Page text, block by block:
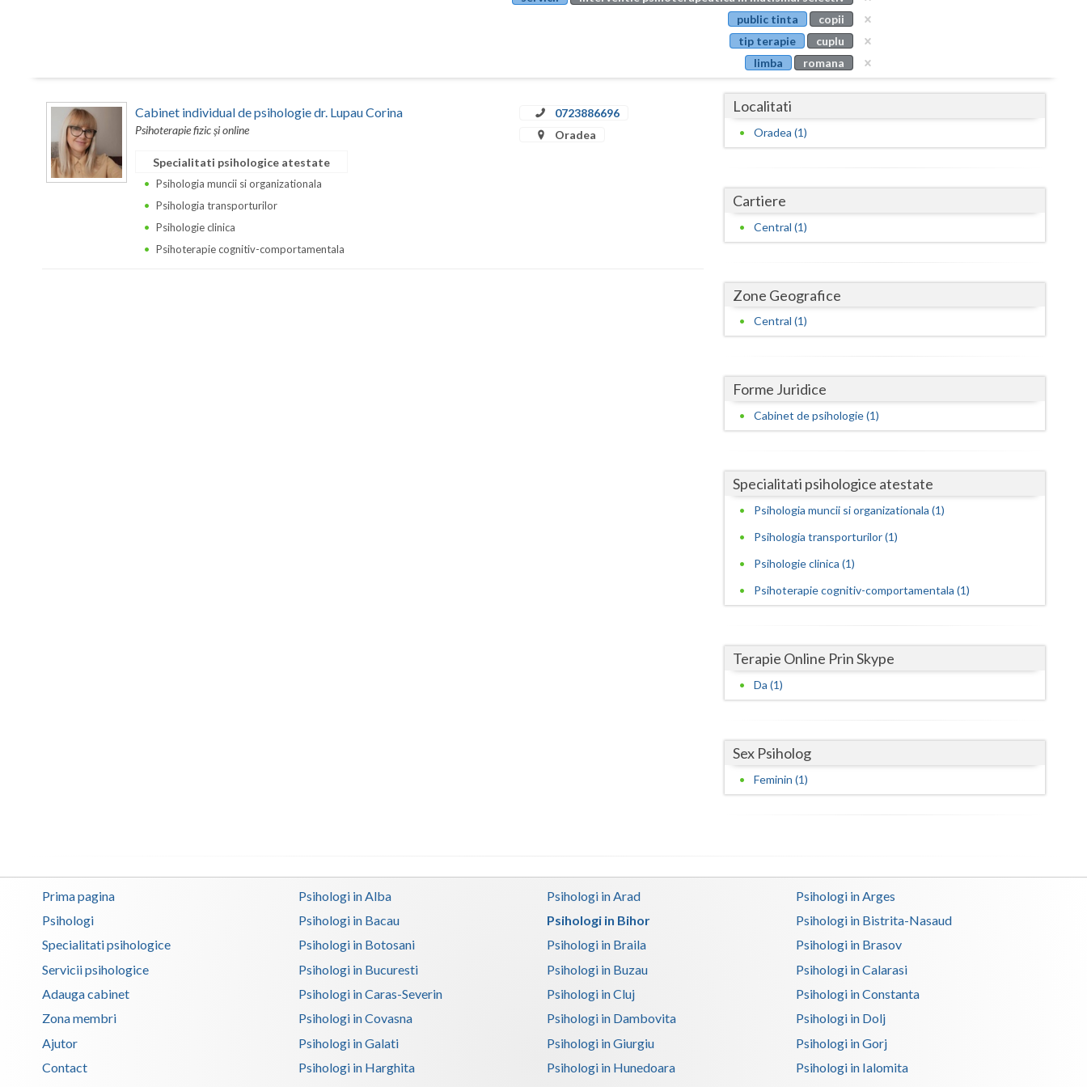
Buzau
Calarasi
Caras-Severin
Gorj
Ialomita
Ilfov
Mehedinti
Mures
Olt
Tulcea
Valcea
Vaslui
Vrancea
public tinta
copii
tip terapie
cuplu
limba
romana
Cabinet individual de psihologie dr. Lupau Corina
Psihoterapie fizic și online
0723886696
Oradea
Specialitati psihologice atestate
Psihologia muncii si organizationala
Psihologia transporturilor
Psihologie clinica
Psihoterapie cognitiv-comportamentala
Localitati
Oradea (1)
Cartiere
Central (1)
Zone Geografice
Central (1)
Forme Juridice
Cabinet de psihologie (1)
Specialitati psihologice atestate
Psihologia muncii si organizationala (1)
Psihologia transporturilor (1)
Psihologie clinica (1)
Psihoterapie cognitiv-comportamentala (1)
Terapie Online Prin Skype
Da (1)
Sex Psiholog
Feminin (1)
Prima pagina
Psihologi
Specialitati psihologice
Servicii psihologice
Adauga cabinet
Zona membri
Ajutor
Contact
Psihologi in Alba Psihologi in Arad
Psihologi in Arges
Psihologi in Bacau
Psihologi in Bihor
Psihologi in Bistrita-Nasaud
Psihologi in Botosani
Psihologi in Braila
Psihologi in Brasov
Psihologi in Bucuresti
Psihologi in Buzau
Psihologi in Calarasi
Psihologi in Caras-Severin
Psihologi in Cluj
Psihologi in Constanta
Psihologi in Covasna
Psihologi in Dambovita
Psihologi in Dolj
Psihologi in Galati
Psihologi in Giurgiu
Psihologi in Gorj
Psihologi in Harghita
Psihologi in Hunedoara
Psihologi in Ialomita